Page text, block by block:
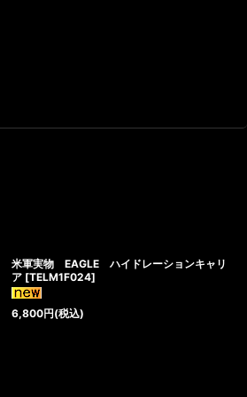
米軍実物 EAGLE ハイドレーションキャリ
ア [TELM1F024]
6,800円(税込)